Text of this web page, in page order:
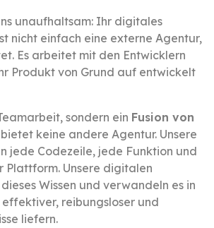
unaufhaltsam: Ihr digitales
nicht einfach eine externe Agentur,
Es arbeitet mit den Entwicklern
Produkt von Grund auf entwickelt
sondern ein Fusion von
bietet keine andere Agentur. Unsere
jede Codezeile, jede Funktion und
Plattform. Unsere digitalen
Wissen und verwandeln es in
reibungsloser und
liefern.